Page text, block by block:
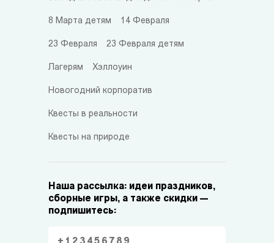
8 Марта детям 14 Февраля
23 Февраля 23 Февраля детям
Лагерям Хэллоуин
Новогодний корпоратив
Квесты в реальности
Квесты на природе
Наша рассылка: идеи праздников,
сборные игры, а также скидки —
подпишитесь: